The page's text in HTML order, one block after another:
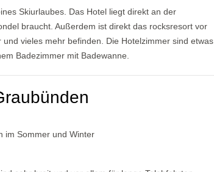
Skiurlaubes. Das Hotel liegt direkt an der
braucht. Außerdem ist direkt das rocksresort vor
vieles mehr befinden. Die Hotelzimmer sind etwas
Badezimmer mit Badewanne.